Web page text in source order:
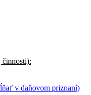
činnosti):
v daňovom priznaní)